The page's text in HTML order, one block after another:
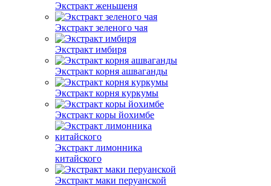
Экстракт женьшеня
Экстракт зеленого чая
Экстракт имбиря
Экстракт корня ашваганды
Экстракт корня куркумы
Экстракт коры йохимбе
Экстракт лимонника
китайского
Экстракт маки перуанской